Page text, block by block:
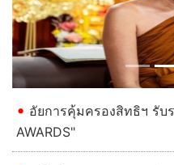
Previous
อัยการคุ้มครองสิทธิฯ รับ
AWARDS"